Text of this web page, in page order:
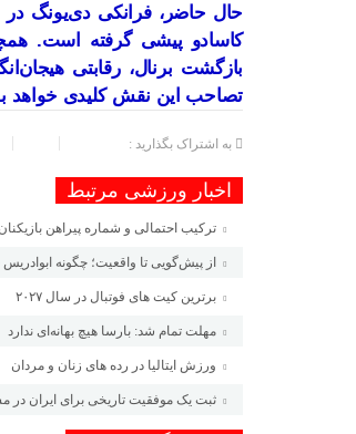
حال حاضر، فرانکی دی‌یونگ در
کاسادو پیشی گرفته است.
بازگشت برنال، رقابتی
تصاحب این نقش کلیدی خواهد
به اشتراک بگذارید :
اخبار ورزشی مرتبط
ترکیب احتمالی و شماره پیراهن بازیکنان
از پیش‌گویی تا واقعیت؛ چگونه
برترین کیت های فوتبال در سال ۲۰۲۷
مهلت تمام شد: بارسا هیچ بهانه‌‌ای ندارد
ورزش ایتالیا در رده های زنان و مردان
ثبت یک موفقیت تاریخی برای ایران در